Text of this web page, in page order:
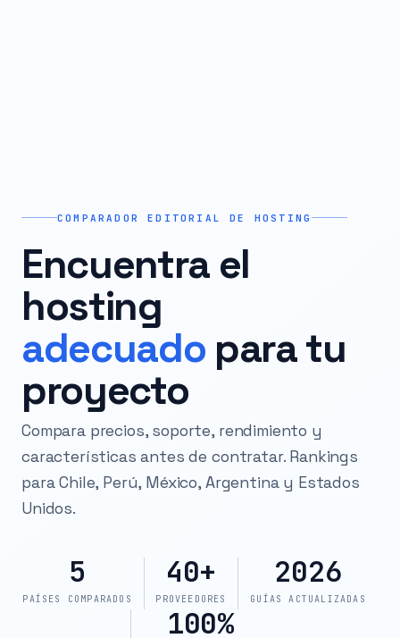
COMPARADOR EDITORIAL DE HOSTING
Encuentra el
hosting
adecuado para tu
proyecto
Compara precios, soporte, rendimiento y
características antes de contratar. Rankings
para Chile, Perú, México, Argentina y Estados
Unidos.
5
PAÍSES COMPARADOS
40+
PROVEEDORES
2026
GUÍAS ACTUALIZADAS
100%